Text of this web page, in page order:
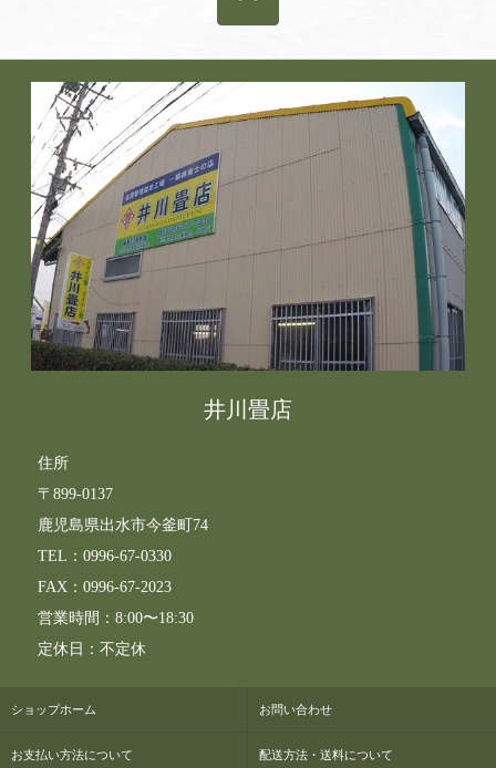
井川畳店
住所
〒899-0137
鹿児島県出水市今釜町74
TEL：0996-67-0330
FAX：0996-67-2023
営業時間：8:00〜18:30
定休日：不定休
ショップホーム お問い合わせ
お支払い方法について 配送方法・送料について